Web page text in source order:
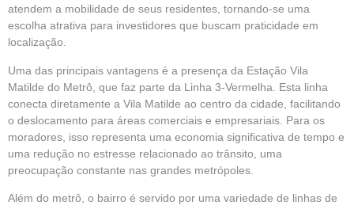
atendem a mobilidade de seus residentes, tornando-se uma
escolha atrativa para investidores que buscam praticidade em
localização.
Uma das principais vantagens é a presença da Estação Vila
Matilde do Metrô, que faz parte da Linha 3-Vermelha. Esta linha
conecta diretamente a Vila Matilde ao centro da cidade, facilitando
o deslocamento para áreas comerciais e empresariais. Para os
moradores, isso representa uma economia significativa de tempo e
uma redução no estresse relacionado ao trânsito, uma
preocupação constante nas grandes metrópoles.
Além do metrô, o bairro é servido por uma variedade de linhas de